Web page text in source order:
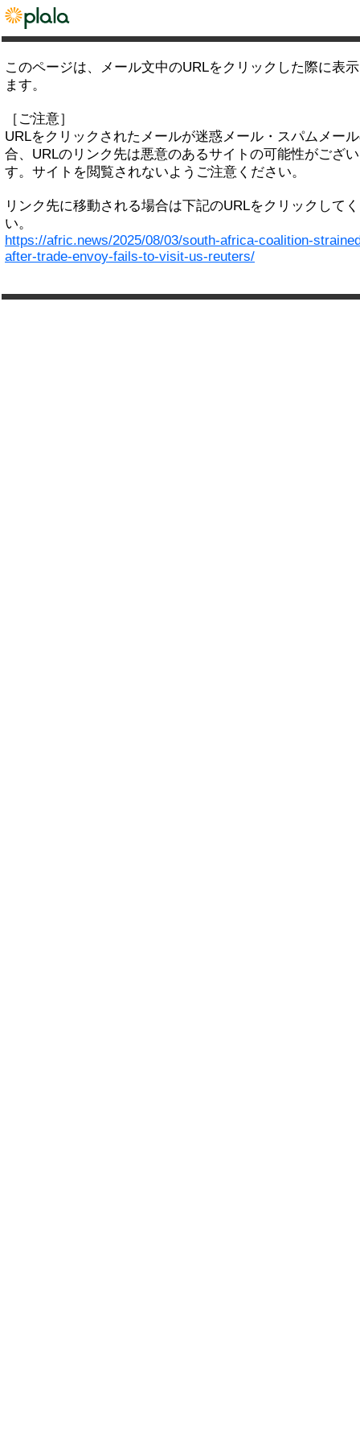
このページは、メール文中のURLをクリックした際に表
ます。
［ご注意］
URLをクリックされたメールが迷惑メール・スパムメー
合、URLのリンク先は悪意のあるサイトの可能性がござ
す。サイトを閲覧されないようご注意ください。
リンク先に移動される場合は下記のURLをクリックして
い。
https://afric.news/2025/08/03/south-africa-coalition-
after-trade-envoy-fails-to-visit-us-reuters/